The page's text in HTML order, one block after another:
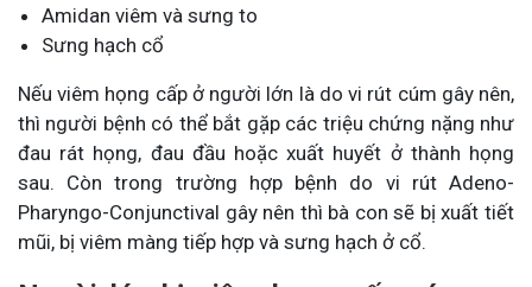
Amidan viêm và sưng to
Sưng hạch cổ
Nếu viêm họng cấp ở người lớn là do vi rút cúm gây nên,
thì người bệnh có thể bắt gặp các triệu chứng nặng như
đau rát họng, đau đầu hoặc xuất huyết ở thành họng
sau. Còn trong trường hợp bệnh do vi rút Adeno-
Pharyngo-Conjunctival gây nên thì bà con sẽ bị xuất tiết
mũi, bị viêm màng tiếp hợp và sưng hạch ở cổ.